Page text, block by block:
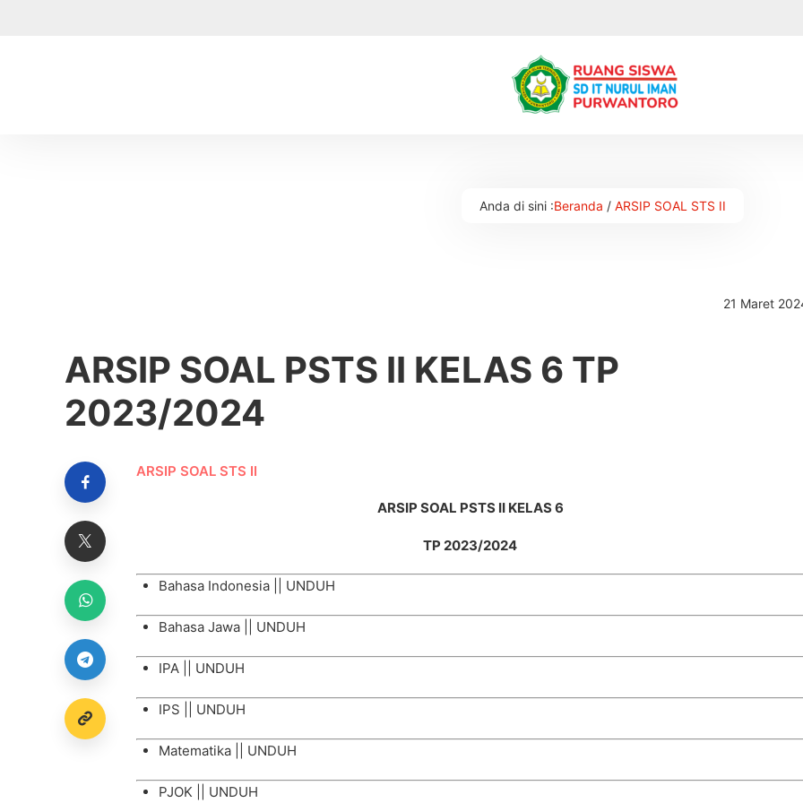
Anda di sini :Beranda / ARSIP SOAL STS II
21 Maret
ARSIP SOAL PSTS II KELAS 6 TP
2023/2024
ARSIP SOAL STS II
ARSIP SOAL PSTS II KELAS 6
TP 2023/2024
Bahasa Indonesia || UNDUH
Bahasa Jawa || UNDUH
IPA || UNDUH
IPS || UNDUH
Matematika || UNDUH
PJOK || UNDUH